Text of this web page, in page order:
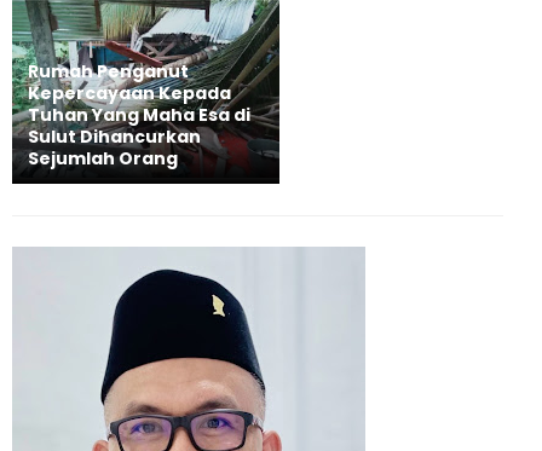
Rumah Penganut
Kepercayaan Kepada
Tuhan Yang Maha Esa di
Sulut Dihancurkan
Sejumlah Orang